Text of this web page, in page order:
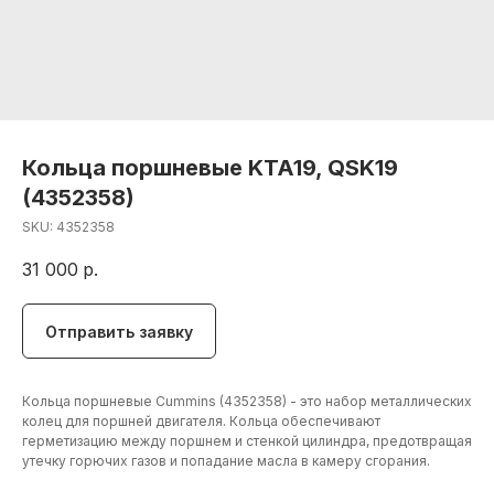
Кольца поршневые KTA19, QSK19
(4352358)
SKU: 4352358
31 000 р.
Отправить заявку
Кольца поршневые Cummins (4352358) - это набор металлических
колец для поршней двигателя. Кольца обеспечивают
герметизацию между поршнем и стенкой цилиндра, предотвращая
утечку горючих газов и попадание масла в камеру сгорания.